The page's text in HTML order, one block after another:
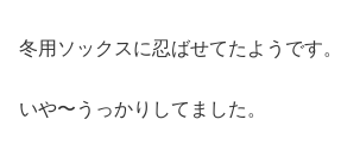
冬用ソックスに忍ばせてたようです。
いや〜うっかりしてました。